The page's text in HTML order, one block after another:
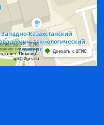
на API 2ГИС
соглашение
ключ. Помощь:
api@2gis.ru
Доехать с 2ГИС